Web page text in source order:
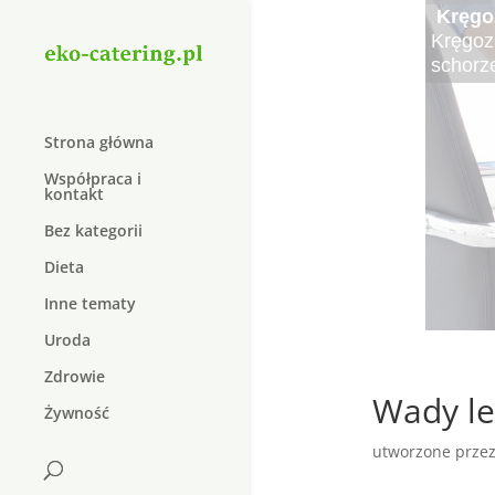
Strona główna
Współpraca i
kontakt
Bez kategorii
Dieta
Inne tematy
Uroda
Zdrowie
Żywność
do
Czy
Lato
Krem
W
który
W
Wady
utworzone przez